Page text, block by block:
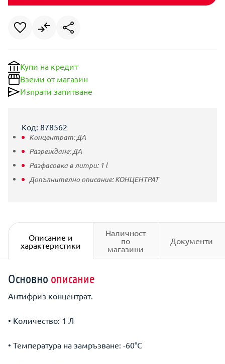
Купи на кредит
Вземи от магазин
Изпрати запитване
Код: 878562
Концентрат:ДА
Разреждане:ДА
Разфасовка в литри: 1 l
Допълнително описание:КОНЦЕНТРАТ
Описание и
характеристики
Наличност
по
магазини
Документи
Основно описание
Антифриз концентрат.
• Количество: 1 Л
• Температура на замръзване: -60°С